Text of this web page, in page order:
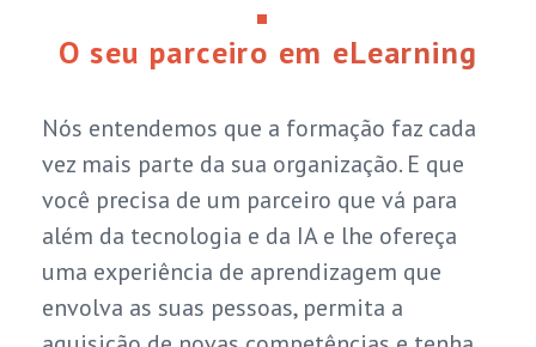
O seu parceiro em eLearning
Nós entendemos que a formação faz cada
vez mais parte da sua organização. E que
você precisa de um parceiro que vá para
além da tecnologia e da IA e lhe ofereça
uma experiência de aprendizagem que
envolva as suas pessoas, permita a